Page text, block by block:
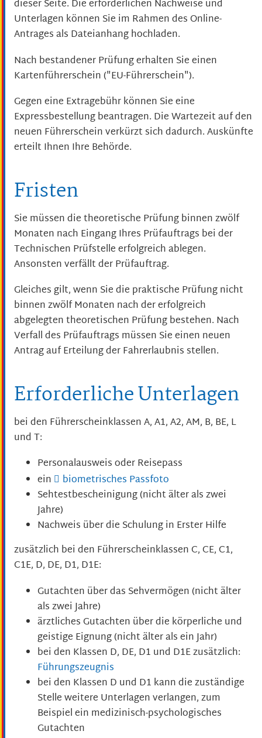
dieser Seite. Die erforderlichen Nachweise und
Unterlagen können Sie im Rahmen des Online-
Antrages als Dateianhang hochladen.
Nach bestandener Prüfung erhalten Sie einen
Kartenführerschein ("EU-Führerschein").
Gegen eine Extragebühr können Sie eine
Expressbestellung beantragen. Die Wartezeit auf den
neuen Führerschein verkürzt sich dadurch. Auskünfte
erteilt Ihnen Ihre Behörde.
Fristen
Sie müssen die theoretische Prüfung binnen zwölf
Monaten nach Eingang Ihres Prüfauftrags bei der
Technischen Prüfstelle erfolgreich ablegen.
Ansonsten verfällt der Prüfauftrag.
Gleiches gilt, wenn Sie die praktische Prüfung nicht
binnen zwölf Monaten nach der erfolgreich
abgelegten theoretischen Prüfung bestehen. Nach
Verfall des Prüfauftrags müssen Sie einen neuen
Antrag auf Erteilung der Fahrerlaubnis stellen.
Erforderliche Unterlagen
bei den Führerscheinklassen A, A1, A2, AM, B, BE, L
und T:
Personalausweis oder Reisepass
ein
biometrisches Passfoto
Sehtestbescheinigung (nicht älter als zwei
Jahre)
Nachweis über die Schulung in Erster Hilfe
zusätzlich bei den Führerscheinklassen C, CE, C1,
C1E, D, DE, D1, D1E:
Gutachten über das Sehvermögen (nicht älter
als zwei Jahre)
ärztliches Gutachten über die körperliche und
geistige Eignung (nicht älter als ein Jahr)
bei den Klassen D, DE, D1 und D1E zusätzlich:
Führungszeugnis
bei den Klassen D und D1 kann die zuständige
Stelle weitere Unterlagen verlangen, zum
Beispiel ein medizinisch-psychologisches
Gutachten